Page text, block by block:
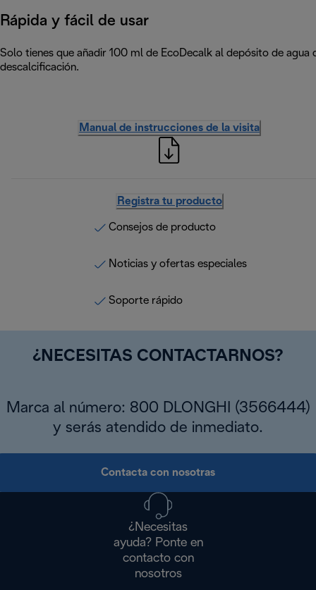
Rápida y fácil de usar
Solo tienes que añadir 100 ml de EcoDecalk al depósito de
descalcificación.
Manual de instrucciones de la visita
Registra tu producto
Consejos de producto
Noticias y ofertas especiales
Soporte rápido
¿NECESITAS CONTACTARNOS?
Marca al número: 800 DLONGHI (3566444)
y serás atendido de inmediato.
Contacta con nosotras
¿Necesitas
ayuda? Ponte en
contacto con
nosotros